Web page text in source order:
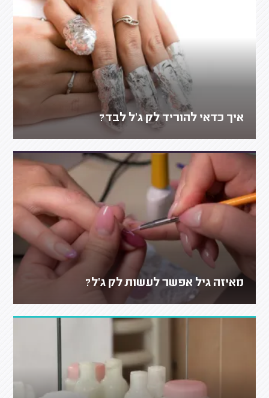
איך כדאי להוריד לק ג'ל לבד?
מאיזה גיל אפשר לעשות לק ג'ל?